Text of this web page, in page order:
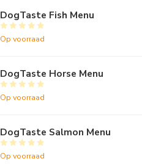
DogTaste Fish Menu
Op voorraad
DogTaste Horse Menu
Op voorraad
DogTaste Salmon Menu
Op voorraad